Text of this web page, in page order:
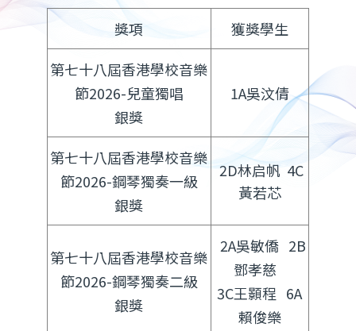
獎項
獲獎學生
第七十八屆香港學校音樂
節2026-兒童獨唱
銀獎
1A吳汶倩
第七十八屆香港學校音樂
節2026-鋼琴獨奏一級
銀獎
2D林启帆 4C
黃若芯
第七十八屆香港學校音樂
節2026-鋼琴獨奏二級
銀獎
2A吳敏僑 2B
鄧孝慈
3C王顥程 6A
賴俊樂